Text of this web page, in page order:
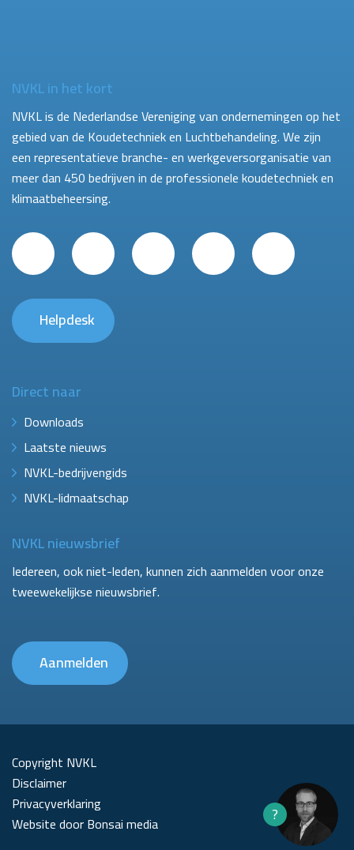
NVKL in het kort
NVKL is de Nederlandse Vereniging van ondernemingen op het
gebied van de Koudetechniek en Luchtbehandeling. We zijn
een representatieve branche- en werkgeversorganisatie van
meer dan 450 bedrijven in de professionele koudetechniek en
klimaatbeheersing.
Helpdesk
Direct naar
Downloads
Laatste nieuws
NVKL-bedrijvengids
NVKL-lidmaatschap
NVKL nieuwsbrief
Iedereen, ook niet-leden, kunnen zich aanmelden voor onze
tweewekelijkse nieuwsbrief.
Aanmelden
Copyright NVKL
Disclaimer
Privacyverklaring
Website door Bonsai media
?